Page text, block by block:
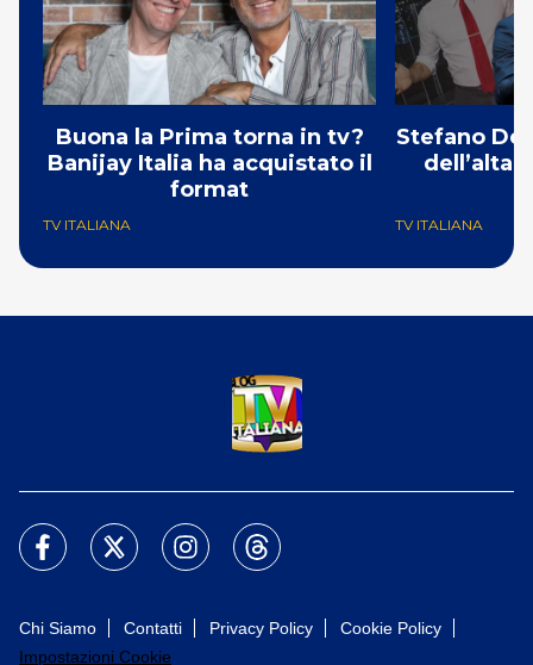
Buona la Prima torna in tv?
Banijay Italia ha acquistato il
format
TV ITALIANA
Stefano
TV ITALIANA
Chi Siamo Contatti Privacy Policy
Cookie Policy
Impostazioni Cookie